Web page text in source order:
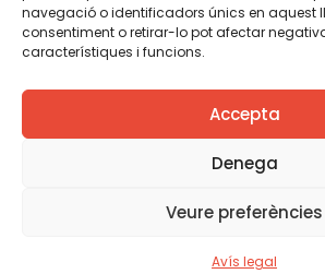
navegació o identificadors únics en aquest
consentiment o retirar-lo pot afectar
característiques i funcions.
Accepta
Denega
Veure preferències
Avís legal
Avís legalPolítica de cookies
Creiem que el coneixement s’ha de
fem servir una llicència Creative
algun material indiquem el contrari.
redistribuir, remesclar o transformar i
comercial. Només us demanem que
l’autoria de la creació original.